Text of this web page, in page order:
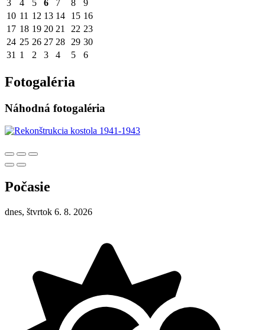
3 4 5 6 7 8
9
10 11 12 13 14 15 16
17 18 19 20 21 22 23
24 25 26 27 28 29 30
31 1 2 3 4 5 6
Fotogaléria
Náhodná fotogaléria
Počasie
dnes, štvrtok 6. 8. 2026